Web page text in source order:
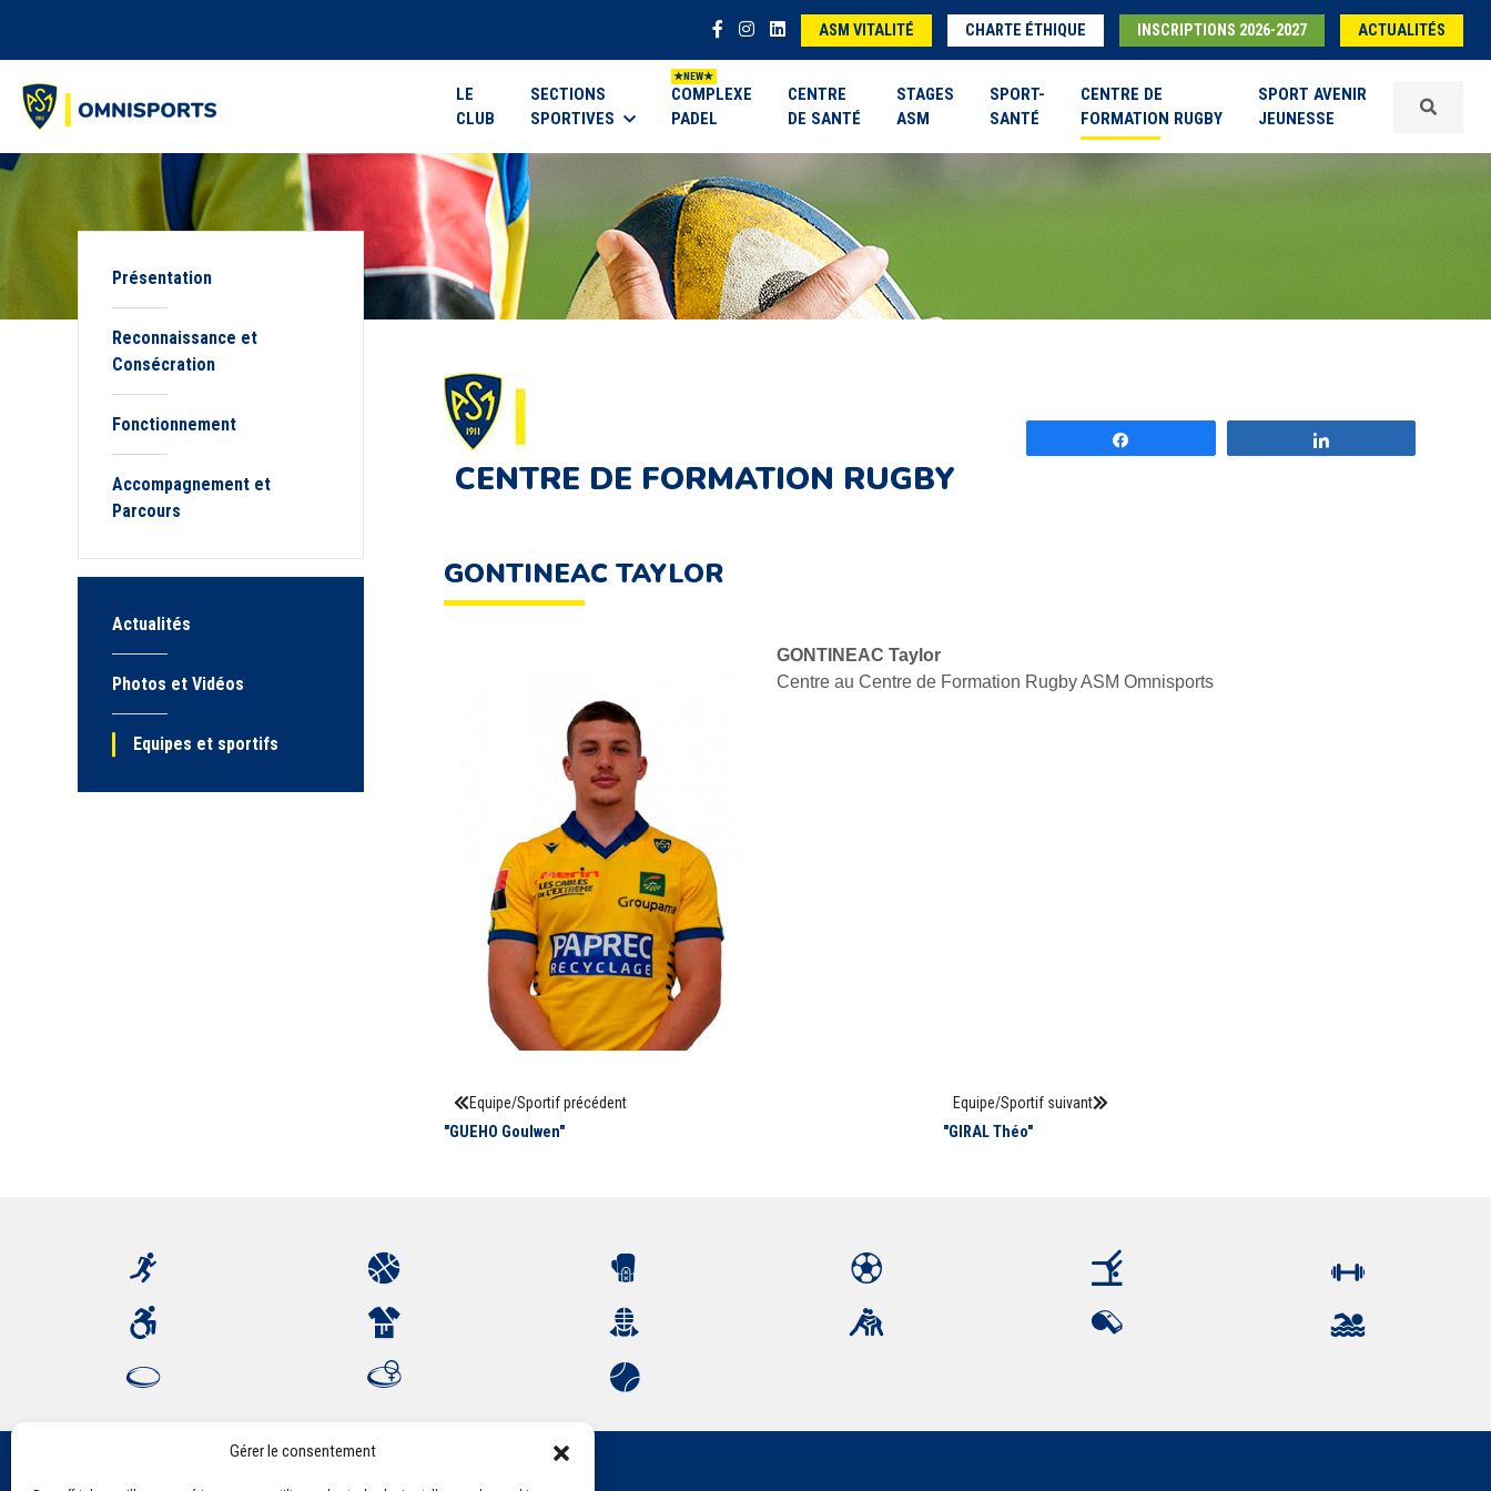
Gérer le consentement
ASM VITALITÉ CHARTE ÉTHIQUE INSCRIPTIONS 2026-2027 ACTUALITÉS
LE
CLUB
SECTIONS
SPORTIVES
COMPLEXE
PADEL
CENTRE
DE SANTÉ
STAGES
ASM
SPORT-
SANTÉ
CENTRE DE
FORMATION RUGBY
SPORT AVENIR
JEUNESSE
Présentation
Reconnaissance et
Consécration
Fonctionnement
Accompagnement et
Parcours
Actualités
Photos et Vidéos
Equipes et sportifs
CENTRE DE FORMATION RUGBY
GONTINEAC TAYLOR
GONTINEAC Taylor
Centre au Centre de Formation Rugby ASM Omnisports
Equipe/Sportif précédent
"GUEHO Goulwen"
Equipe/Sportif suivant
"GIRAL Théo"